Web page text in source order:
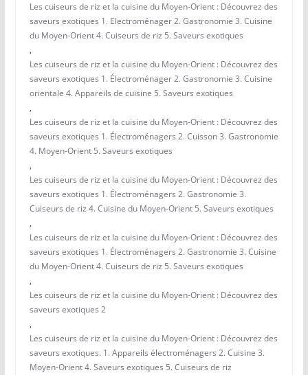
Les cuiseurs de riz et la cuisine du Moyen-Orient : Découvrez des
saveurs exotiques 1. Electroménager 2. Gastronomie 3. Cuisine
du Moyen-Orient 4. Cuiseurs de riz 5. Saveurs exotiques
,
Les cuiseurs de riz et la cuisine du Moyen-Orient : Découvrez des
saveurs exotiques 1. Électroménager 2. Gastronomie 3. Cuisine
orientale 4. Appareils de cuisine 5. Saveurs exotiques
,
Les cuiseurs de riz et la cuisine du Moyen-Orient : Découvrez des
saveurs exotiques 1. Électroménagers 2. Cuisson 3. Gastronomie
4. Moyen-Orient 5. Saveurs exotiques
,
Les cuiseurs de riz et la cuisine du Moyen-Orient : Découvrez des
saveurs exotiques 1. Électroménagers 2. Gastronomie 3.
Cuiseurs de riz 4. Cuisine du Moyen-Orient 5. Saveurs exotiques
,
Les cuiseurs de riz et la cuisine du Moyen-Orient : Découvrez des
saveurs exotiques 1. Électroménagers 2. Gastronomie 3. Cuisine
du Moyen-Orient 4. Cuiseurs de riz 5. Saveurs exotiques
,
Les cuiseurs de riz et la cuisine du Moyen-Orient : Découvrez des
saveurs exotiques 2
,
Les cuiseurs de riz et la cuisine du Moyen-Orient : Découvrez des
saveurs exotiques. 1. Appareils électroménagers 2. Cuisine 3.
Moyen-Orient 4. Saveurs exotiques 5. Cuiseurs de riz